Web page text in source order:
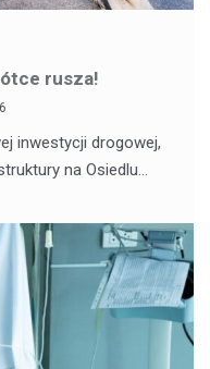
rusza!
inwestycji drogowej,
na Osiedlu…